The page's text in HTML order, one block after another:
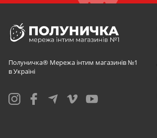
Полуничка® Мережа інтим магазинів №1
в Україні